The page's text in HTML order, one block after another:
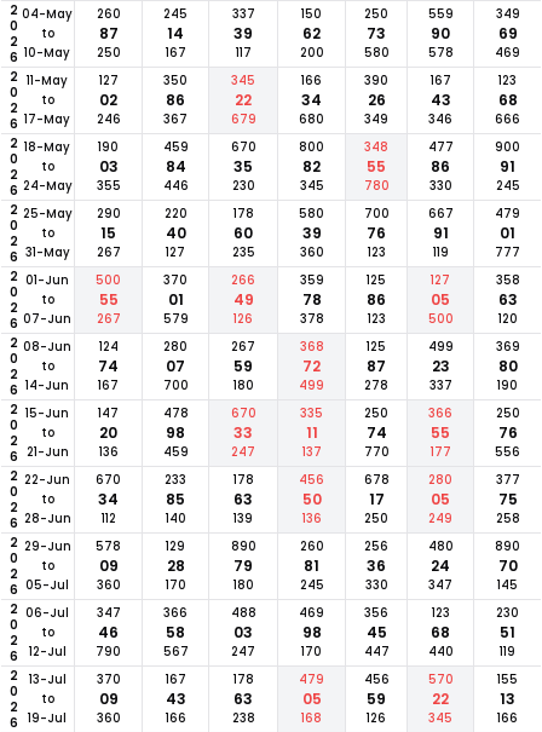
2026 04-May
to
10-May
260
87
250
245
14
167
337
39
117
150
62
200
250
73
580
559
90
578
349
69
469
2026 11-May
to
17-May
127
02
246
350
86
367
345
22
679
166
34
680
390
26
349
167
43
346
123
68
666
2026 18-May
to
24-May
190
03
355
459
84
446
670
35
230
800
82
345
348
55
780
477
86
330
900
91
245
2026 25-May
to
31-May
290
15
267
220
40
127
178
60
235
580
39
360
700
76
123
667
91
119
479
01
777
2026 01-Jun
to
07-Jun
500
55
267
370
01
579
266
49
126
359
78
378
125
86
123
127
05
500
358
63
120
2026 08-Jun
to
14-Jun
124
74
167
280
07
700
267
59
180
368
72
499
125
87
278
499
23
337
369
80
190
2026 15-Jun
to
21-Jun
147
20
136
478
98
459
670
33
247
335
11
137
250
74
770
366
55
177
250
76
556
2026 22-Jun
to
28-Jun
670
34
112
233
85
140
178
63
139
456
50
136
678
17
250
280
05
249
377
75
258
2026 29-Jun
to
05-Jul
578
09
360
129
28
170
890
79
180
260
81
245
256
36
330
480
24
347
890
70
145
2026 06-Jul
to
12-Jul
347
46
790
366
58
567
488
03
247
469
98
170
356
45
447
123
68
440
230
51
119
2026
13-Jul
to
19-Jul
370
09
360
167
43
166
178
63
238
479
05
168
456
59
126
570
22
345
155
13
166